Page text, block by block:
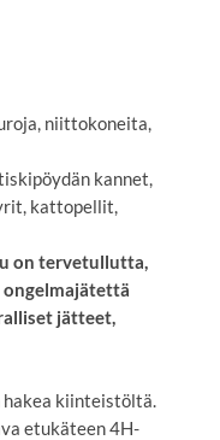
niittokoneita,
kannet,
kattopellit,
on tervetullutta,
ongelmajätettä
jätteet,
kiinteistöltä.
etukäteen 4H-